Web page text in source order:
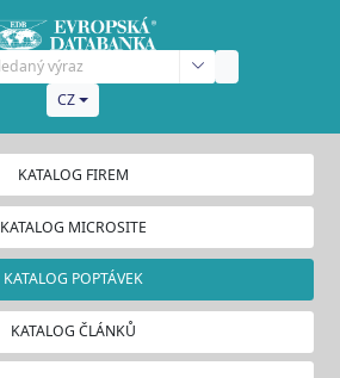
CZ
KATALOG FIREM
KATALOG MICROSITE
KATALOG POPTÁVEK
KATALOG ČLÁNKŮ